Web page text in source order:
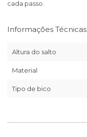
cada passo.
Informações Técnicas
Altura do salto
Material
Tipo de bico